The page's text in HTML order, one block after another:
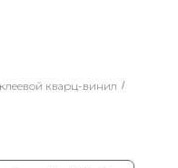
кварц-винил /